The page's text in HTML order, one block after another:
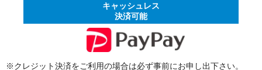
キャッシュレス
決済可能
※クレジット決済をご利用の場合は必ず事前にお申し出下さい。